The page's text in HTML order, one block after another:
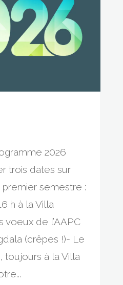
2026
trois dates sur
semestre :
h à la Villa
voeux de l’AAPC
(crêpes !)- Le
toujours à la Villa